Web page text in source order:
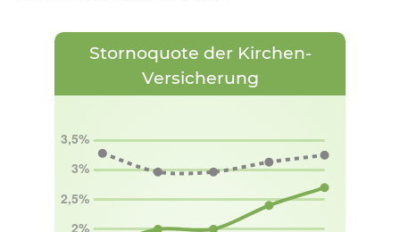
Stornoquote der Kirchen-
Versicherung